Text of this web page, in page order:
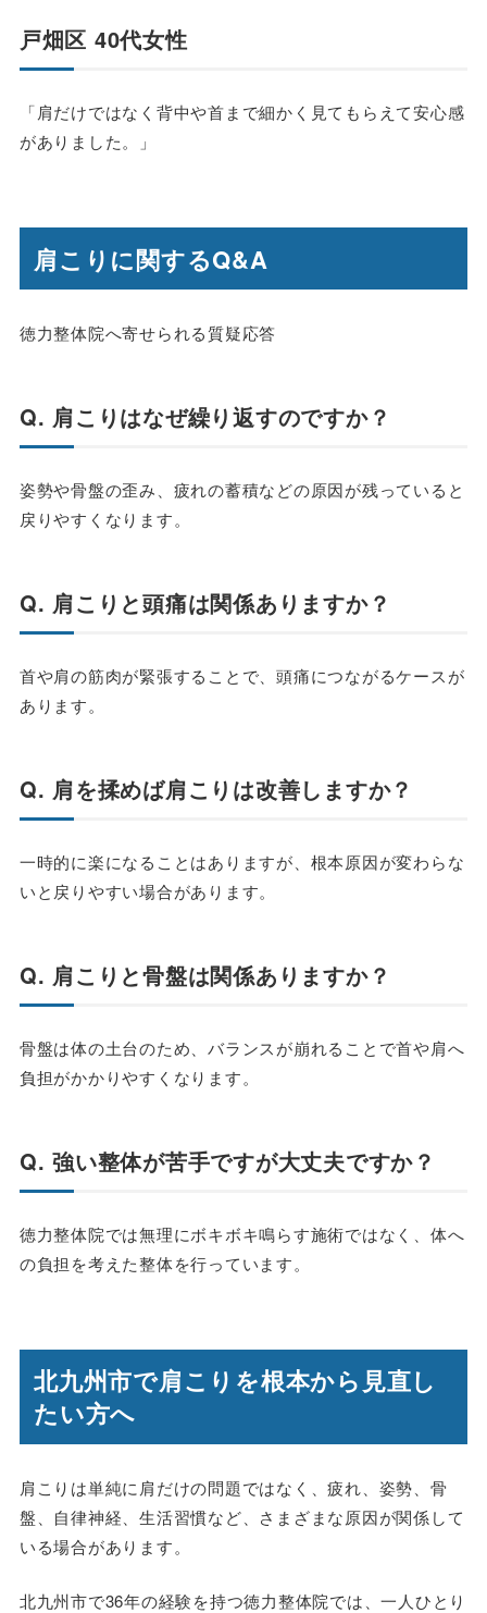
戸畑区 40代女性
「肩だけではなく背中や首まで細かく見てもらえて安心感
がありました。」
肩こりに関するQ&A
徳力整体院へ寄せられる質疑応答
Q. 肩こりはなぜ繰り返すのですか？
姿勢や骨盤の歪み、疲れの蓄積などの原因が残っていると
戻りやすくなります。
Q. 肩こりと頭痛は関係ありますか？
首や肩の筋肉が緊張することで、頭痛につながるケースが
あります。
Q. 肩を揉めば肩こりは改善しますか？
一時的に楽になることはありますが、根本原因が変わらな
いと戻りやすい場合があります。
Q. 肩こりと骨盤は関係ありますか？
骨盤は体の土台のため、バランスが崩れることで首や肩へ
負担がかかりやすくなります。
Q. 強い整体が苦手ですが大丈夫ですか？
徳力整体院では無理にボキボキ鳴らす施術ではなく、体へ
の負担を考えた整体を行っています。
北九州市で肩こりを根本から見直し
たい方へ
肩こりは単純に肩だけの問題ではなく、疲れ、姿勢、骨
盤、自律神経、生活習慣など、さまざまな原因が関係して
いる場合があります。
北九州市で36年の経験を持つ徳力整体院では、一人ひとり